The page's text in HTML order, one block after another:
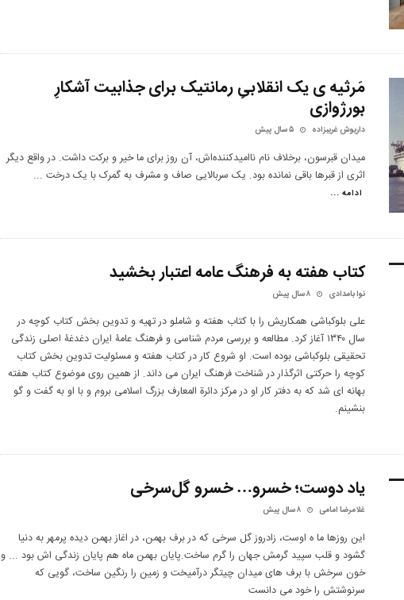
مَرثیه ی یک انقلابیِ رمانتیک برای جذابیت آشکارِ
بورژوازی
داریوش غریبزاده ۵ سال پیش
میدان قبرسون، برخلاف نام ناامیدکننده‌اش، آن‌ روز برای ما خیر و برکت داشت. در واقع دیگر
اثری از قبرها باقی نمانده بود. یک سربالایی صاف و مشرف به گمرک با یک درخت ...
ادامه ...
کتاب هفته به فرهنگ عامه اعتبار بخشید
نوا بامدادی ۸ سال پیش
علی بلوکباشی همکاریش را با کتاب هفته و شاملو در تهیه و تدوین بخش کتاب کوچه در
سال ۱۳۴۰ آغاز کرد. مطالعه و بررسی مردم شناسی و فرهنگ عامۀ ایران دغدغۀ اصلی زندگی
تحقیقی بلوکباشی بوده است. او شروع کار در کتاب هفته و مسئولیت تدوین بخش کتاب
کوچه را حرکتی اثرگذار در شناخت فرهنگ ایران می داند. از همین روی موضوع کتاب هفته
بهانه ای شد که به دفتر کار او در مرکز دائرة المعارف بزرگ اسلامی بروم و با او به گفت و گو
بنشینم.
ياد دوست؛ خسرو… خسرو گل‌سرخی
غلامرضا امامی ۸ سال پیش
این روزها ما ه اوست، زادروز گل سرخی كه در برف بهمن، در اغاز بهمن دیده پرمهر به دنیا
گشود و قلب سپید گرمش جهان را گرم ساخت.پایان بهمن ماه هم پایان زندگی اش بود ... و
خون سرخش با برف های میدان چیتگر درآمیخت و زمین را رنگین ساخت، گویی كه
سرنوشتش را خود می دانست